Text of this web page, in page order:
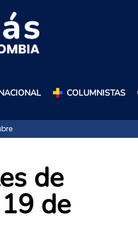
COLUMNISTAS
de
de